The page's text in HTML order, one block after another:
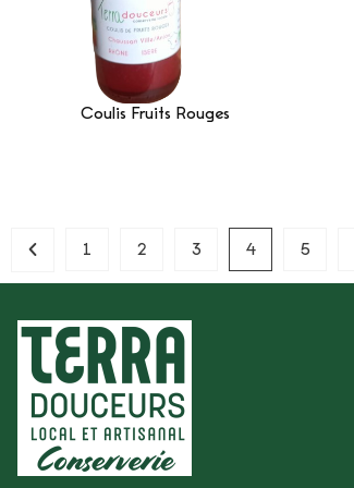
Coulis Fruits Rouges
1 2 3 4 5